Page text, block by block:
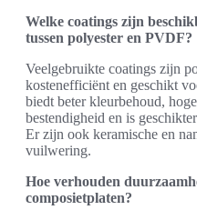
Welke coatings zijn
tussen polyester en PVDF?
Veelgebruikte coatings zijn
kostenefficiënt en geschikt
biedt beter kleurbehoud,
bestendigheid en is
Er zijn ook keramische en
vuilwering.
Hoe verhouden
composietplaten?